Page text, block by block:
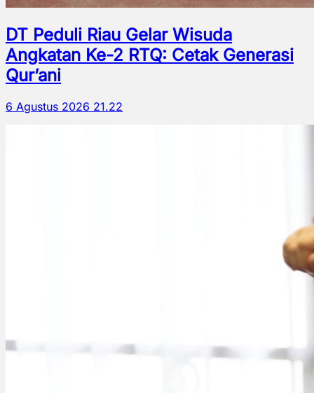
DT Peduli Riau Gelar Wisuda
Angkatan Ke-2 RTQ: Cetak Generasi
Qur’ani
6 Agustus 2026 21.22